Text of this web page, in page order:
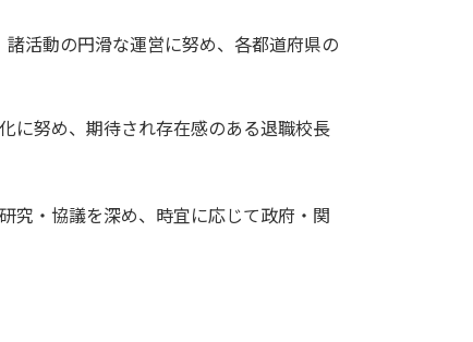
活動の円滑な運営に努め、各都道府県の
に努め、期待され存在感のある退職校長
究・協議を深め、時宜に応じて政府・関